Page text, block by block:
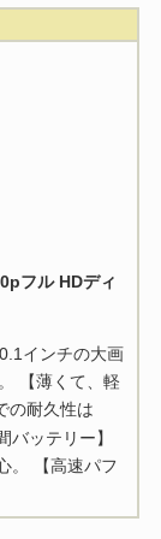
フル HDディ
インチの大画
【薄くて、軽
の耐久性は
ッテリー】
。 【高速パフ